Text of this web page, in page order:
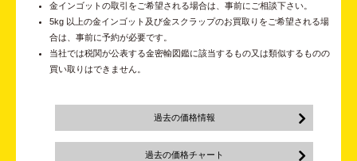
金インゴットの取引をご希望される場合は、事前にご相談下さい。
5kg 以上の金インゴット及び金スクラップのお買取りをご希望される場
合は、事前に予約が必要です。
当社では税関が公表する金密輸図鑑に該当するもの又は類似するものの
買い取りはできません。
過去の価格情報
過去の価格チャート